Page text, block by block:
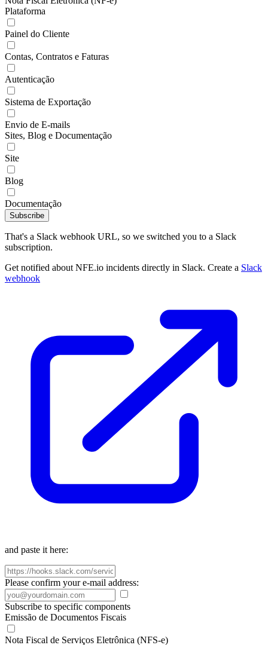
Plataforma
Painel do Cliente
Contas, Contratos e Faturas
Autenticação
Sistema de Exportação
Envio de E-mails
Sites, Blog e Documentação
Site
Blog
Documentação
Subscribe
That's a Slack webhook URL, so we switched you to a Slack
subscription.
Get notified about NFE.io incidents directly in Slack. Create a Slack
webhook
and paste it here:
Please confirm your e-mail address:
Subscribe to specific components
Emissão de Documentos Fiscais
Nota Fiscal de Serviços Eletrônica (NFS-e)